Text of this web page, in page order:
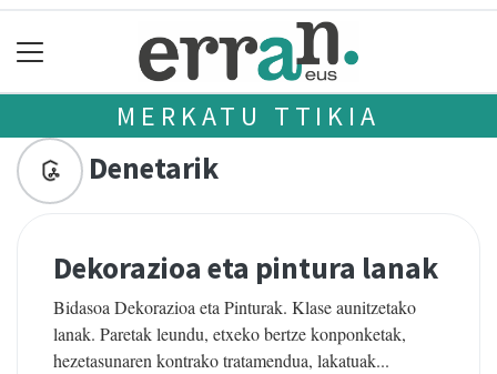
MERKATU TTIKIA
Denetarik
Dekorazioa eta pintura lanak
Bidasoa Dekorazioa eta Pinturak. Klase aunitzetako
lanak. Paretak leundu, etxeko bertze konponketak,
hezetasunaren kontrako tratamendua, lakatuak...